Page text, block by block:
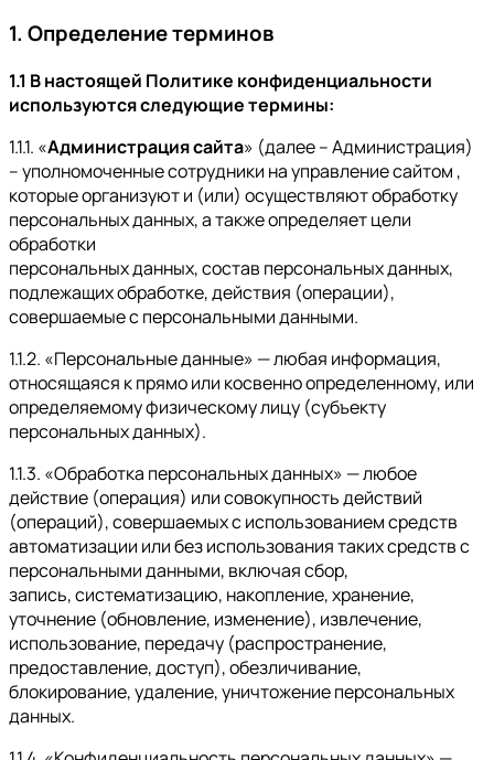
1. Определение терминов
1.1 В настоящей Политике конфиденциальности
используются следующие термины:
1.1.1. «Администрация сайта» (далее – Администрация)
– уполномоченные сотрудники на управление сайтом ,
которые организуют и (или) осуществляют обработку
персональных данных, а также определяет цели
обработки
персональных данных, состав персональных данных,
подлежащих обработке, действия (операции),
совершаемые с персональными данными.
1.1.2. «Персональные данные» — любая информация,
относящаяся к прямо или косвенно определенному, или
определяемому физическому лицу (субъекту
персональных данных).
1.1.3. «Обработка персональных данных» — любое
действие (операция) или совокупность действий
(операций), совершаемых с использованием средств
автоматизации или без использования таких средств с
персональными данными, включая сбор,
запись, систематизацию, накопление, хранение,
уточнение (обновление, изменение), извлечение,
использование, передачу (распространение,
предоставление, доступ), обезличивание,
блокирование, удаление, уничтожение персональных
данных.